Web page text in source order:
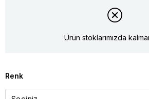
Ürün stoklarımızda
Renk